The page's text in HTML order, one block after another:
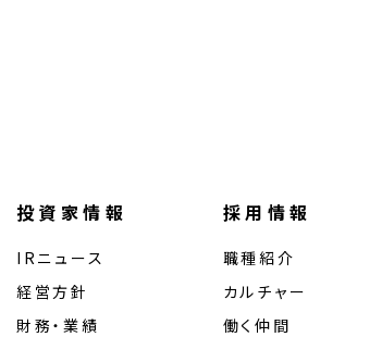
投資家情報
IRニュース
経営⽅針
財務・業績
採用情報
職種紹介
カルチャー
働く仲間